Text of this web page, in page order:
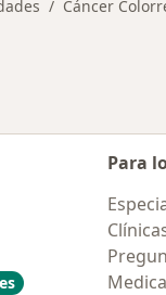
Cáncer
Para